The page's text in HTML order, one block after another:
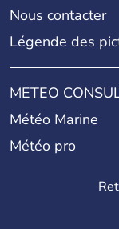
Nous contacter
Légende des
METEO
Météo Marine
Météo pro